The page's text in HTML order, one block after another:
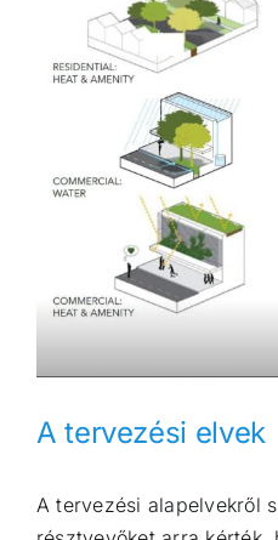
A tervezési elvek
A tervezési alapelvekről